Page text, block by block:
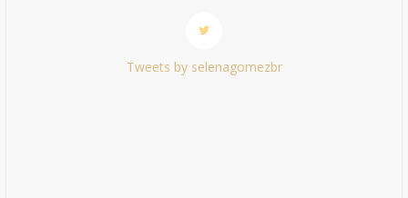
Tweets by selenagomezbr